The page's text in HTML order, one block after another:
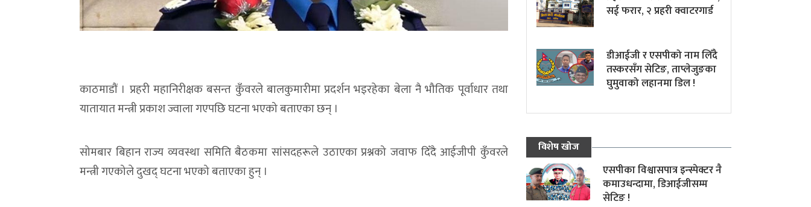
काठमाडौं । प्रहरी महानिरीक्षक बसन्त कुँवरले बालकुमारीमा प्रदर्शन भइरहेका बेला नै भौतिक पूर्वाधार तथा
यातायात मन्त्री प्रकाश ज्वाला गएपछि घटना भएको बताएका छन् ।
सोमबार बिहान राज्य व्यवस्था समिति बैठकमा सांसदहरूले उठाएका प्रश्नको जवाफ दिँदै आईजीपी कुँवरले
मन्त्री गएकोले दुखद् घटना भएको बताएका हुन् ।
सई फरार, २ प्रहरी क्वाटरगार्ड
डीआईजी र एसपीको नाम लिँदै
तस्करसँग सेटिङ, ताप्लेजुङका
घुमुवाको लहानमा डिल !
विशेष खोज
एसपीका विश्वासपात्र इन्स्पेक्टर नै
कमाउधन्दामा, डिआईजीसम्म
सेटिङ !